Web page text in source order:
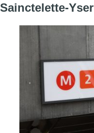
Sainctelette-Yser